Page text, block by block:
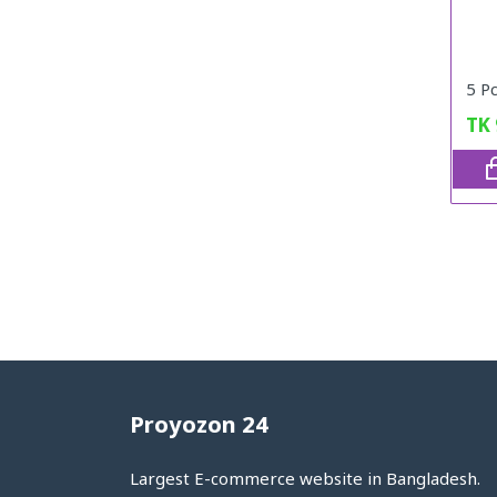
TK
Proyozon 24
Largest E-commerce website in Bangladesh.